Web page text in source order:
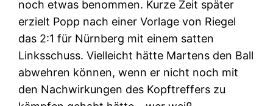
noch etwas benommen. Kurze Zeit später
erzielt Popp nach einer Vorlage von Riegel
das 2:1 für Nürnberg mit einem satten
Linksschuss. Vielleicht hätte Martens den Ball
abwehren können, wenn er nicht noch mit
den Nachwirkungen des Kopftreffers zu